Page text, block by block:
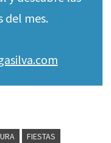
del mes.
FIESTAS